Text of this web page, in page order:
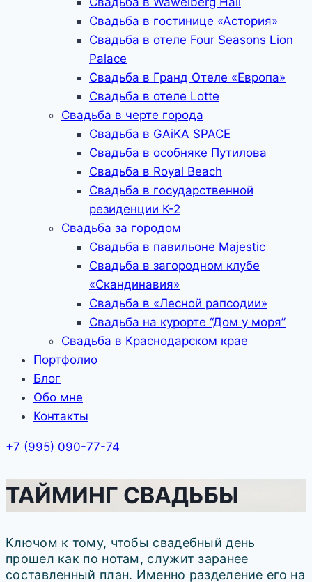
Свадьба в гостинице «Астория»
Свадьба в отеле Four Seasons Lion
Palace
Свадьба в Гранд Отеле «Европа»
Свадьба в отеле Lotte
Свадьба в черте города
Свадьба в GAiKA SPACE
Свадьба в особняке Путилова
Свадьба в Royal Beach
Свадьба в государственной
резиденции К-2
Свадьба за городом
Свадьба в павильоне Majestic
Свадьба в загородном клубе
«Скандинавия»
Свадьба в «Лесной рапсодии»
Свадьба на курорте “Дом у моря”
Свадьба в Краснодарском крае
Портфолио
Блог
Обо мне
Контакты
+7 (995) 090-77-74
ТАЙМИНГ СВАДЬБЫ
Ключом к тому, чтобы свадебный день
прошел как по нотам, служит заранее
составленный план. Именно разделение его на